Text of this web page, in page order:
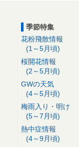
季節特集
花粉飛散情報
(1～5月頃)
桜開花情報
(2～5月頃)
GWの天気
(4～5月頃)
梅雨入り・明け
(5～7月頃)
熱中症情報
(4～9月頃)